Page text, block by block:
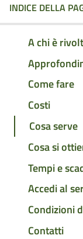
INDICE DELLA
A chi è
Come fare
Costi
Cosa serve
Cosa si
Tempi e
Accedi al
Condizioni
Contatti